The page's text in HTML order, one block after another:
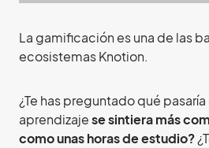
La gamificación es una de las
ecosistemas Knotion.
¿Te has preguntado qué
aprendizajese sintiera más
como unashoras de estudio?